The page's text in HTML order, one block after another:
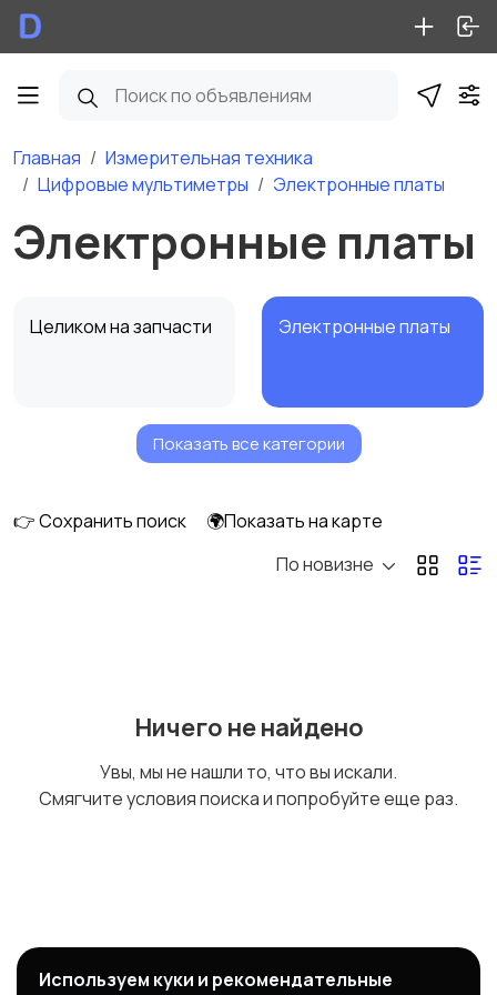
Главная
Измерительная техника
Цифровые мультиметры
Электронные платы
Электронные платы
Целиком на запчасти Электронные платы
Другое
Показать все категории
👉 Сохранить поиск
🌍Показать на карте
По новизне
Ничего не найдено
Увы, мы не нашли то, что вы искали.
Смягчите условия поиска и попробуйте еще раз.
Используем куки и рекомендательные